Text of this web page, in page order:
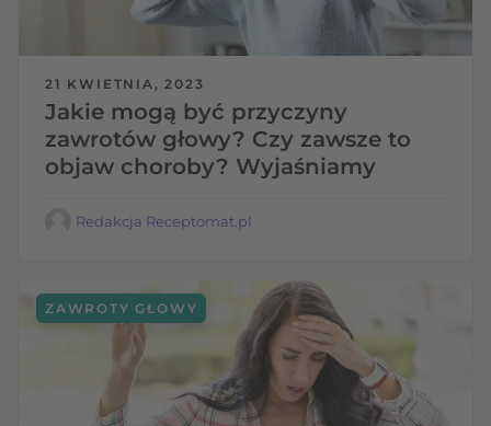
21 KWIETNIA, 2023
Jakie mogą być przyczyny
zawrotów głowy? Czy zawsze to
objaw choroby? Wyjaśniamy
Redakcja Receptomat.pl
ZAWROTY GŁOWY